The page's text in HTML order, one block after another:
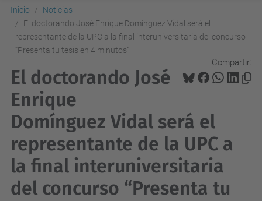
Inicio
Noticias
El doctorando José Enrique Domínguez Vidal será el
representante de la UPC a la final interuniversitaria del concurso
“Presenta tu tesis en 4 minutos”
Compartir:
El doctorando José
Enrique
Domínguez Vidal será el
representante de la UPC a
la final interuniversitaria
del concurso “Presenta tu